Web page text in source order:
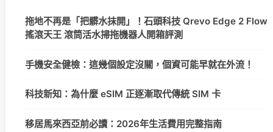
拖地不再是「把髒水抹開」！石頭科技 Qrevo Edge 2 Flow
搖滾天王 滾筒活水掃拖機器人開箱評測
手機安全健檢：這幾個設定沒關，個資可能早就在外流！
科技新知：為什麼 eSIM 正逐漸取代傳統 SIM 卡
移居馬來西亞前必讀：2026年生活費用完整指南